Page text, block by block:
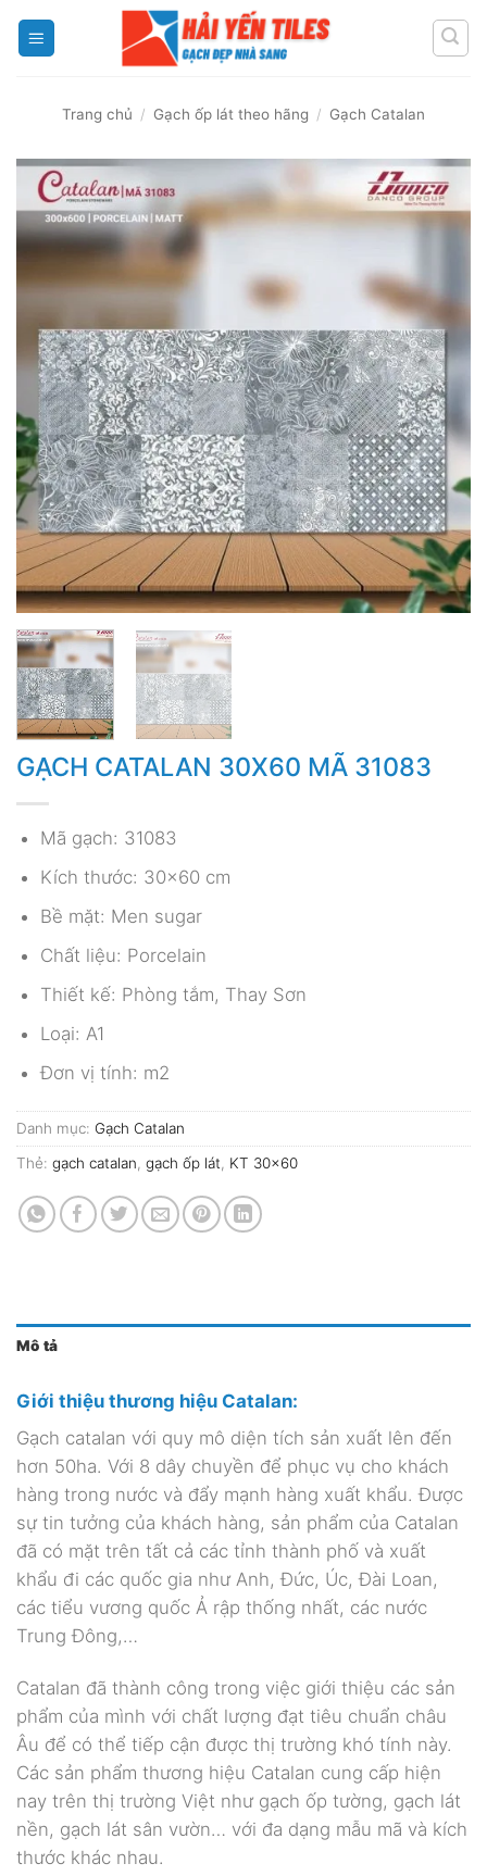
Trang chủ / Gạch ốp lát theo hãng / Gạch Catalan
GẠCH CATALAN 30X60 MÃ 31083
Mã gạch: 31083
Kích thước: 30×60 cm
Bề mặt: Men sugar
Chất liệu: Porcelain
Thiết kế: Phòng tắm, Thay Sơn
Loại: A1
Đơn vị tính: m2
Danh mục: Gạch Catalan
Thẻ: gạch catalan, gạch ốp lát, KT 30x60
Mô tả
Giới thiệu thương hiệu Catalan:
Gạch catalan với quy mô diện tích sản xuất lên đến
hơn 50ha. Với 8 dây chuyền để phục vụ cho khách
hàng trong nước và đẩy mạnh hàng xuất khẩu. Được
sự tin tưởng của khách hàng, sản phẩm của Catalan
đã có mặt trên tất cả các tỉnh thành phố và xuất
khẩu đi các quốc gia như Anh, Đức, Úc, Đài Loan,
các tiểu vương quốc Ả rập thống nhất, các nước
Trung Đông,…
Catalan đã thành công trong việc giới thiệu các sản
phẩm của mình với chất lượng đạt tiêu chuẩn châu
Âu để có thể tiếp cận được thị trường khó tính này.
Các sản phẩm thương hiệu Catalan cung cấp hiện
nay trên thị trường Việt như gạch ốp tường, gạch lát
nền, gạch lát sân vườn… với đa dạng mẫu mã và kích
thước khác nhau.